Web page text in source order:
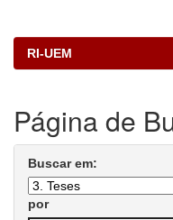
RI-UEM
Página de
Buscar em:
por